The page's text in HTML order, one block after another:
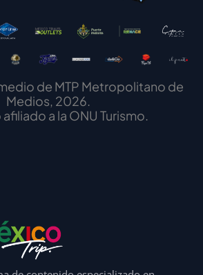
de MTP Metropolitano de
Medios, 2026.
a la ONU Turismo.